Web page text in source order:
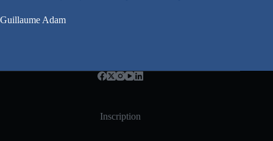
Guillaume Adam
Inscription